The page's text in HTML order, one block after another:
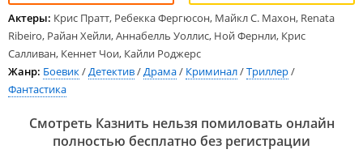
Актеры: Крис Пратт, Ребекка Фергюсон, Майкл С. Махон, Renata
Ribeiro, Райан Хейли, Аннабелль Уоллис, Ной Фернли, Крис
Салливан, Кеннет Чои, Кайли Роджерс
Жанр: Боевик/Детектив/Драма/ Криминал/Триллер/
Фантастика
Смотреть Казнить нельзя помиловать онлайн
полностью бесплатно без регистрации